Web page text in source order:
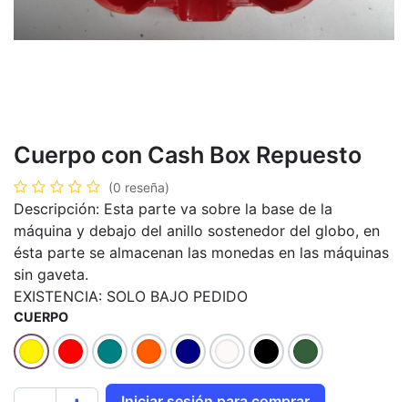
Cuerpo con Cash Box Repuesto
(0 reseña)
Descripción: Esta parte va sobre la base de la
máquina y debajo del anillo sostenedor del globo, en
ésta parte se almacenan las monedas en las máquinas
sin gaveta.
EXISTENCIA: SOLO BAJO PEDIDO
CUERPO